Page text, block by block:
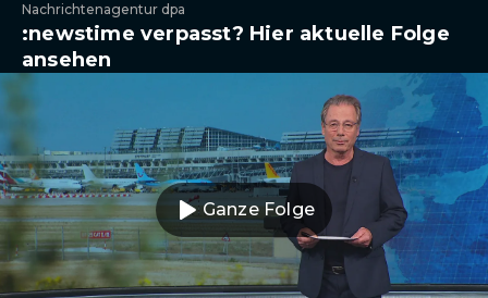
Nachrichtenagentur dpa
:newstime verpasst? Hier aktuelle Folge
ansehen
Ganze Folge